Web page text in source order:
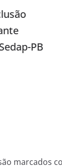
Cultural de
para
gratuitas
marcados